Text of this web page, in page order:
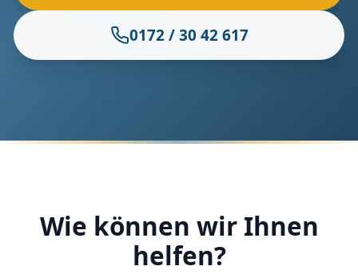
0172 / 30 42 617
Wie können wir Ihnen
helfen?